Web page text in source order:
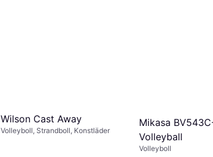
Wilson Cast Away
Volleyboll, Strandboll, Konstläder
Mikasa
Volleyball
Volleyboll